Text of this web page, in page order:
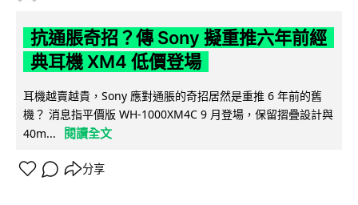
抗通脹奇招？傳 Sony 擬重推六年前經
典耳機 XM4 低價登場
耳機越賣越貴，Sony 應對通脹的奇招居然是重推 6 年前的舊
機？ 消息指平價版 WH-1000XM4C 9 月登場，保留摺疊設計與
40m...
閱讀全文
分享